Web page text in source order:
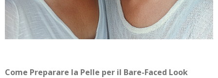
Come Preparare la Pelle per il Bare-Faced Look